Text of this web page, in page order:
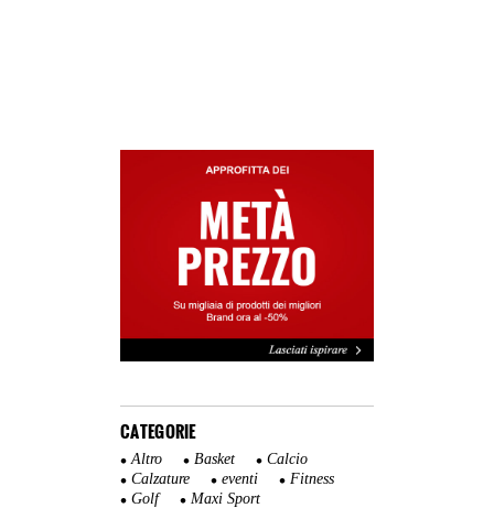
CATEGORIE
Altro Basket
Calcio
Calzature
eventi
Fitness
Golf
Maxi Sport